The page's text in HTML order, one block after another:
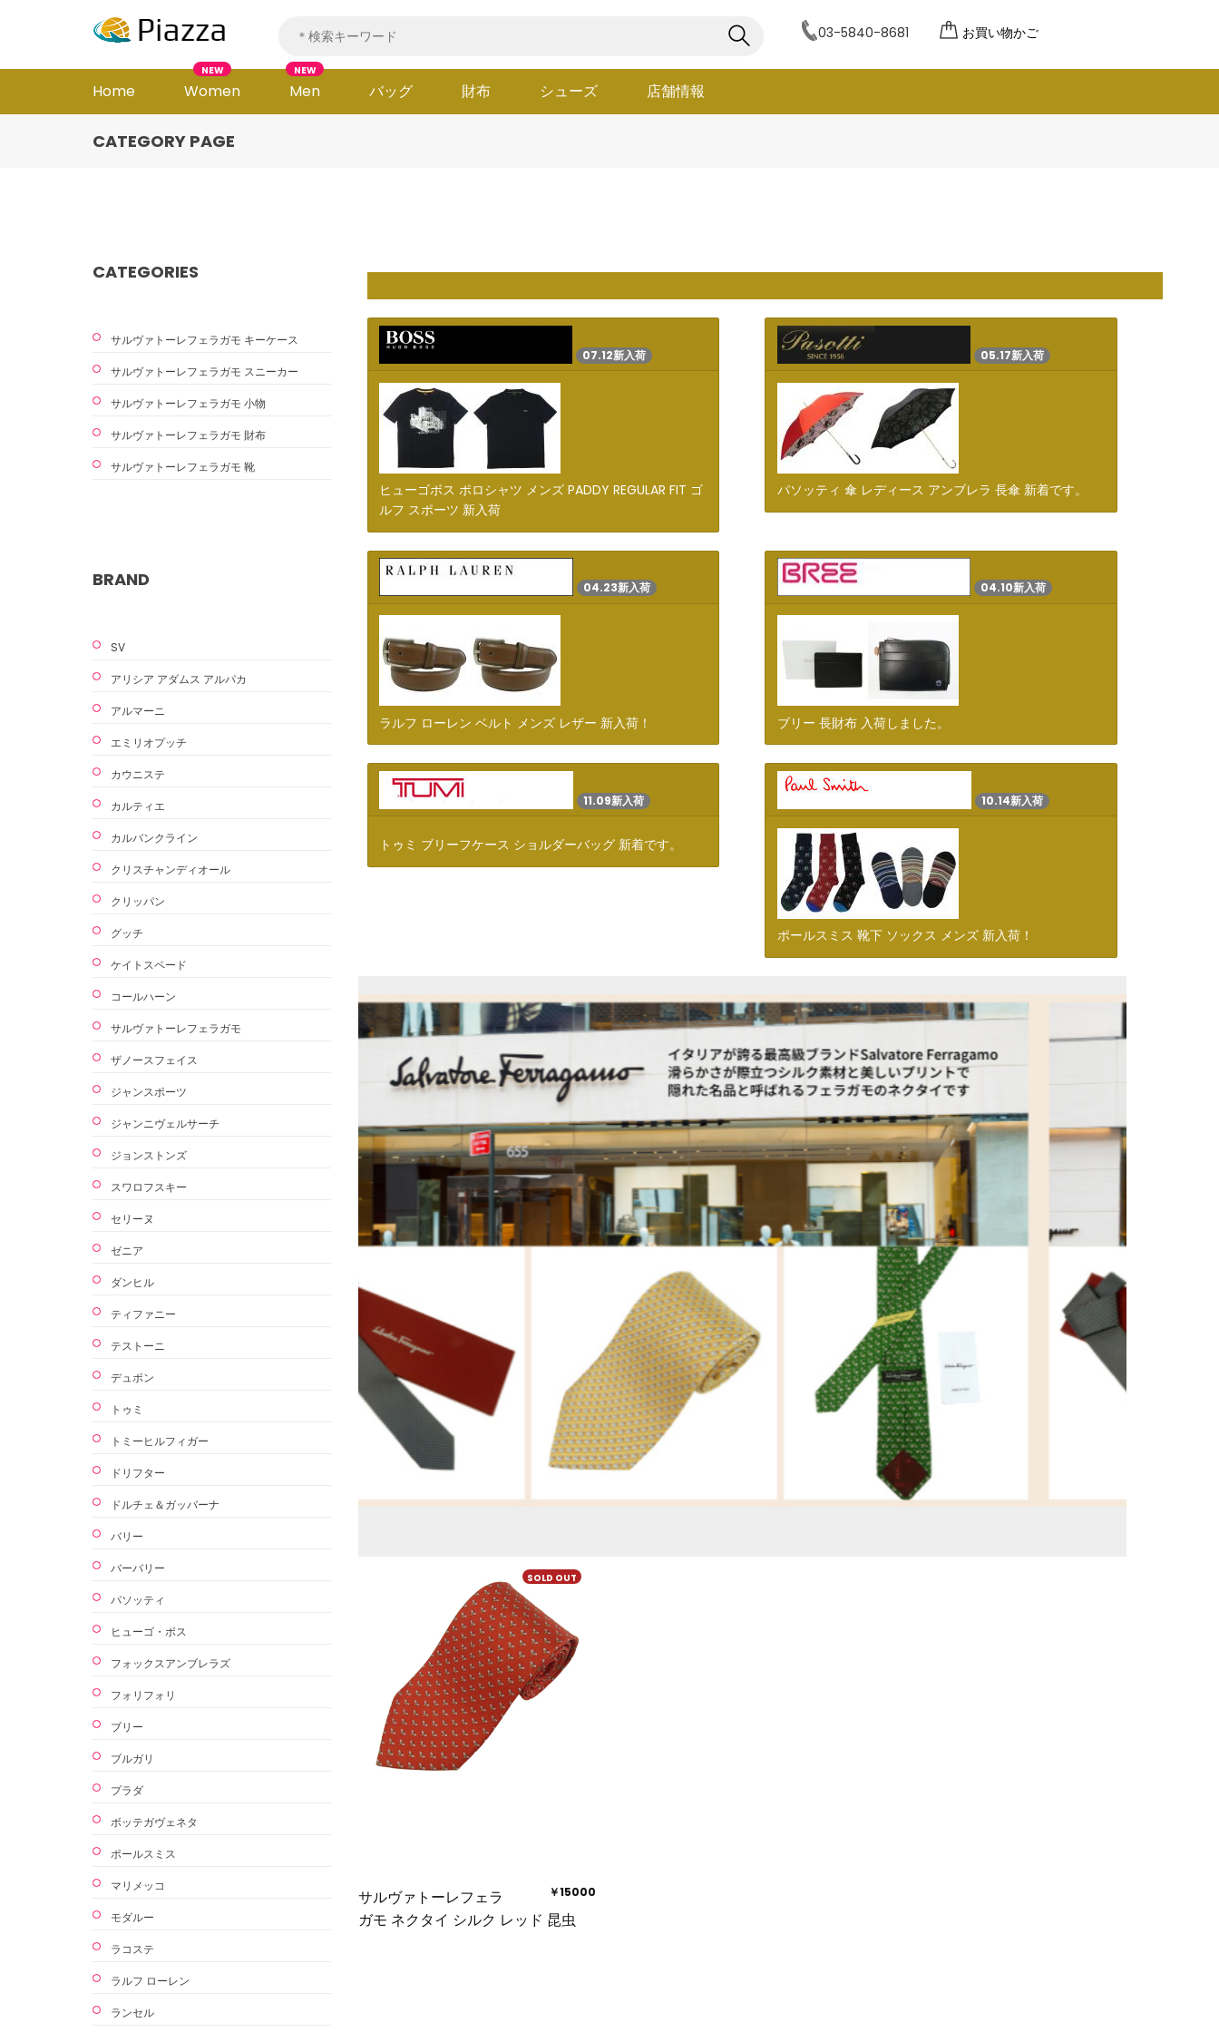
03-5840-8681 お買い物かご
Home Women
NEW
Men
NEW
バッグ 財布 シューズ 店舗情報
CATEGORY PAGE
CATEGORIES
サルヴァトーレフェラガモ キーケース
サルヴァトーレフェラガモ スニーカー
サルヴァトーレフェラガモ 小物
サルヴァトーレフェラガモ 財布
サルヴァトーレフェラガモ 靴
BRAND
SV
アリシア アダムス アルパカ
アルマーニ
エミリオプッチ
カウニステ
カルティエ
カルバンクライン
クリスチャンディオール
クリッパン
グッチ
ケイトスペード
コールハーン
サルヴァトーレフェラガモ
ザノースフェイス
ジャンスポーツ
ジャンニヴェルサーチ
ジョンストンズ
スワロフスキー
セリーヌ
ゼニア
ダンヒル
ティファニー
テストーニ
デュポン
トゥミ
トミーヒルフィガー
ドリフター
ドルチェ＆ガッバーナ
バリー
バーバリー
パソッティ
ヒューゴ・ボス
フォックスアンブレラズ
フォリフォリ
ブリー
ブルガリ
プラダ
ボッテガヴェネタ
ポールスミス
マリメッコ
モダルー
ラコステ
ラルフ ローレン
ランセル
07.12新入荷
ヒューゴボス ポロシャツ メンズ PADDY REGULAR FIT ゴ
ルフ スポーツ 新入荷
05.17新入荷
パソッティ 傘 レディース アンブレラ 長傘 新着です。
04.23新入荷
ラルフ ローレン ベルト メンズ レザー 新入荷！
04.10新入荷
ブリー 長財布 入荷しました。
11.09新入荷
トゥミ ブリーフケース ショルダーバッグ 新着です。
10.14新入荷
ポールスミス 靴下 ソックス メンズ 新入荷！
SOLD OUT
￥15000
サルヴァトーレフェラ
ガモ ネクタイ シルク レッド 昆虫